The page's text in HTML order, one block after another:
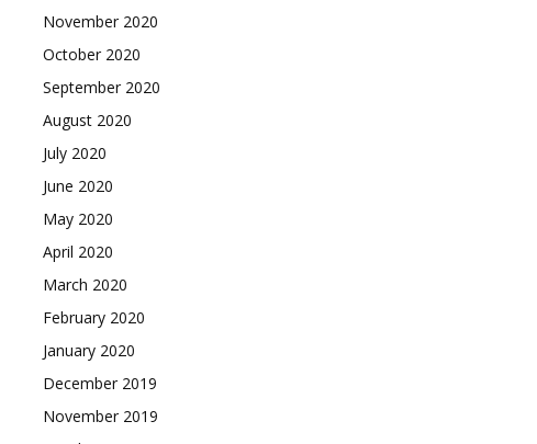
November 2020
October 2020
September 2020
August 2020
July 2020
June 2020
May 2020
April 2020
March 2020
February 2020
January 2020
December 2019
November 2019